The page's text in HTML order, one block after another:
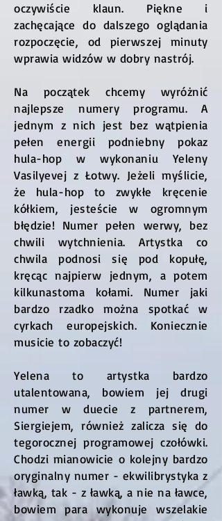
oczywiście klaun. Piękne i
zachęcające do dalszego oglądania
rozpoczęcie, od pierwszej minuty
wprawia widzów w dobry nastrój.
Na początek chcemy wyróżnić
najlepsze numery programu. A
jednym z nich jest bez wątpienia
pełen energii podniebny pokaz
hula-hop w wykonaniu Yeleny
Vasilyevej z Łotwy. Jeżeli myślicie,
że hula-hop to zwykłe kręcenie
kółkiem, jesteście w ogromnym
błędzie! Numer pełen werwy, bez
chwili wytchnienia. Artystka co
chwila podnosi się pod kopułę,
kręcąc najpierw jednym, a potem
kilkunastoma kołami. Numer jaki
bardzo rzadko można spotkać w
cyrkach europejskich. Koniecznie
musicie to zobaczyć!
Yelena to artystka bardzo
utalentowana, bowiem jej drugi
numer w duecie z partnerem,
Siergiejem, również zalicza się do
tegorocznej programowej czołówki.
Chodzi mianowicie o kolejny bardzo
oryginalny numer - ekwilibrystyka z
ławką, tak - z ławką, a nie na ławce,
bowiem para wykonuje wszelakie